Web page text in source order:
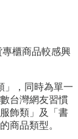
專櫃商品較感興
」，同時為單一
台灣網友習慣
飾類」及「書
商品類型。